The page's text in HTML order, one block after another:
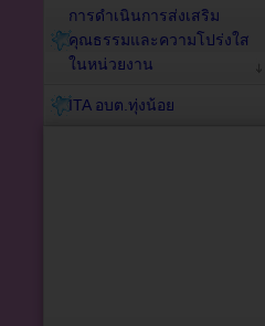
การดำเนินการส่งเสริม
คุณธรรมและความโปร่งใส
ในหน่วยงาน
ITA อบต.ทุ่งน้อย